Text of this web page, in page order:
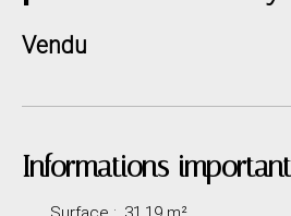
Vendu
Informations